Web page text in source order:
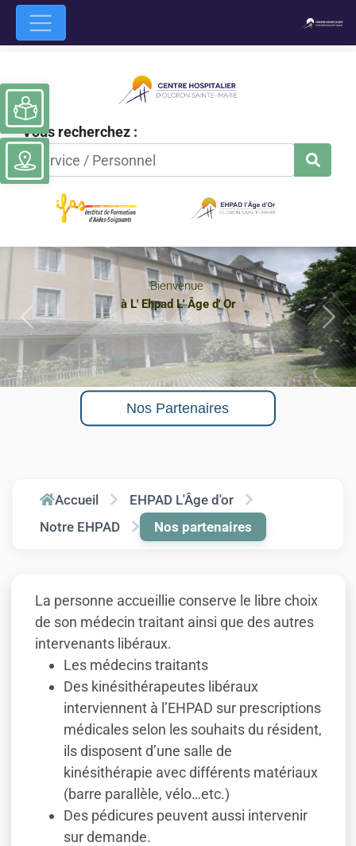
Vous recherchez :
Ouvrir la barre d’outils
Bienvenue
à L' Ehpad L' Âge d' Or
Previous
Nos Partenaires
Accueil
EHPAD L'Âge d'or
Notre EHPAD
Nos partenaires
La personne accueillie conserve le libre choix
de son médecin traitant ainsi que des autres
intervenants libéraux.
Les médecins traitants
Des kinésithérapeutes libéraux
interviennent à l’EHPAD sur prescriptions
médicales selon les souhaits du résident,
ils disposent d’une salle de
kinésithérapie avec différents matériaux
(barre parallèle, vélo…etc.)
Des pédicures peuvent aussi intervenir
sur demande.